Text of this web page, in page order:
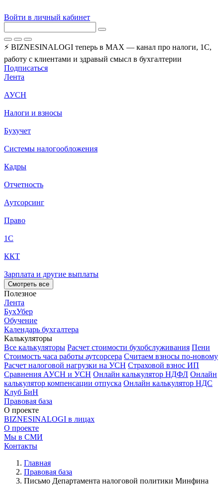
Войти в личный кабинет
⚡ BIZNESINALOGI теперь в MAX — канал про налоги, 1С,
работу с клиентами и здравый смысл в бухгалтерии
Подписаться
Лента
АУСН
Налоги и взносы
Бухучет
Системы налогообложения
Кадры
Отчетность
Аутсорсинг
Право
1С
ККТ
Зарплата и другие выплаты
Смотреть все
Полезное
Лента
БухУбер
Обучение
Календарь бухгалтера
Калькуляторы
Все калькуляторы Расчет стоимости бухобслуживания Пени
Стоимость часа работы аутсорсера Считаем взносы по-новому
Расчет налоговой нагрузки на УСН Страховой взнос ИП
Сравнения АУСН и УСН Онлайн калькулятор НДФЛ Онлайн
калькулятор компенсации отпуска Онлайн калькулятор НДС
Клуб БиН
Правовая база
О проекте
BIZNESINALOGI в лицах
О проекте
Мы в СМИ
Контакты
Главная
Правовая база
Письмо Департамента налоговой политики Минфина